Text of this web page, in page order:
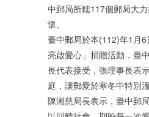
中郵局所轄117個郵局大
懷。
臺中郵局於本(112)年1月
亮啟愛心」捐贈活動，臺
長代表接受，張理事長表
庭，讓郵愛於寒冬中特別
陳湘慈局長表示，臺中郵